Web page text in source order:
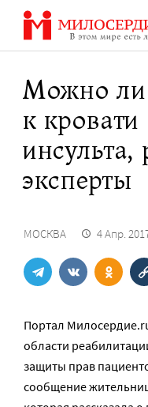
Перейти
содержанию
Можно ли
к
инсульта,
эксперты
МОСКВА 4 Апр.
Портал
области
защиты прав
сообщение